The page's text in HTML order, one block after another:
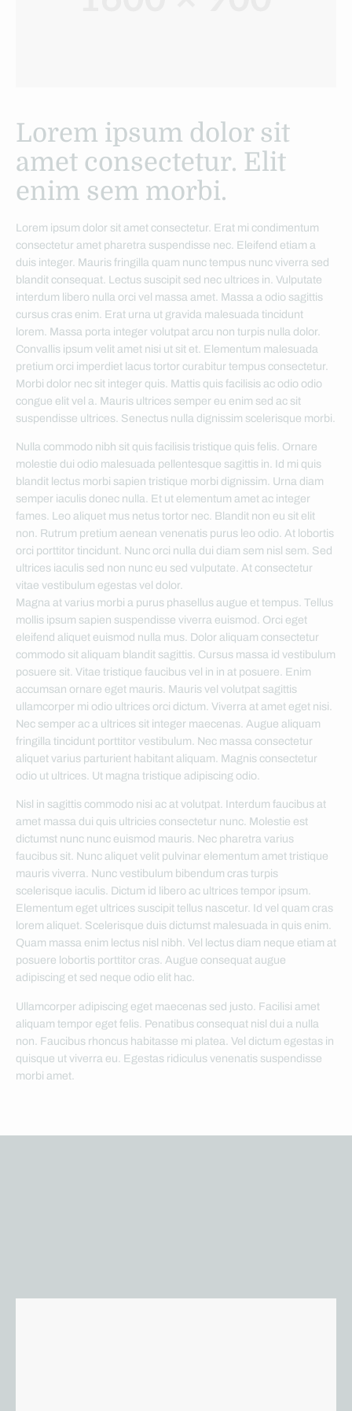
Lorem ipsum dolor sit
amet consectetur. Elit
enim sem morbi.
Lorem ipsum dolor sit amet consectetur. Erat mi condimentum
consectetur amet pharetra suspendisse nec. Eleifend etiam a
duis integer. Mauris fringilla quam nunc tempus nunc viverra sed
blandit consequat. Lectus suscipit sed nec ultrices in. Vulputate
interdum libero nulla orci vel massa amet. Massa a odio sagittis
cursus cras enim. Erat urna ut gravida malesuada tincidunt
lorem. Massa porta integer volutpat arcu non turpis nulla dolor.
Convallis ipsum velit amet nisi ut sit et. Elementum malesuada
pretium orci imperdiet lacus tortor curabitur tempus consectetur.
Morbi dolor nec sit integer quis. Mattis quis facilisis ac odio odio
congue elit vel a. Mauris ultrices semper eu enim sed ac sit
suspendisse ultrices. Senectus nulla dignissim scelerisque morbi.
Nulla commodo nibh sit quis facilisis tristique quis felis. Ornare
molestie dui odio malesuada pellentesque sagittis in. Id mi quis
blandit lectus morbi sapien tristique morbi dignissim. Urna diam
semper iaculis donec nulla. Et ut elementum amet ac integer
fames. Leo aliquet mus netus tortor nec. Blandit non eu sit elit
non. Rutrum pretium aenean venenatis purus leo odio. At lobortis
orci porttitor tincidunt. Nunc orci nulla dui diam sem nisl sem. Sed
ultrices iaculis sed non nunc eu sed vulputate. At consectetur
vitae vestibulum egestas vel dolor.
Magna at varius morbi a purus phasellus augue et tempus. Tellus
mollis ipsum sapien suspendisse viverra euismod. Orci eget
eleifend aliquet euismod nulla mus. Dolor aliquam consectetur
commodo sit aliquam blandit sagittis. Cursus massa id vestibulum
posuere sit. Vitae tristique faucibus vel in in at posuere. Enim
accumsan ornare eget mauris. Mauris vel volutpat sagittis
ullamcorper mi odio ultrices orci dictum. Viverra at amet eget nisi.
Nec semper ac a ultrices sit integer maecenas. Augue aliquam
fringilla tincidunt porttitor vestibulum. Nec massa consectetur
aliquet varius parturient habitant aliquam. Magnis consectetur
odio ut ultrices. Ut magna tristique adipiscing odio.
Nisl in sagittis commodo nisi ac at volutpat. Interdum faucibus at
amet massa dui quis ultricies consectetur nunc. Molestie est
dictumst nunc nunc euismod mauris. Nec pharetra varius
faucibus sit. Nunc aliquet velit pulvinar elementum amet tristique
mauris viverra. Nunc vestibulum bibendum cras turpis
scelerisque iaculis. Dictum id libero ac ultrices tempor ipsum.
Elementum eget ultrices suscipit tellus nascetur. Id vel quam cras
lorem aliquet. Scelerisque duis dictumst malesuada in quis enim.
Quam massa enim lectus nisl nibh. Vel lectus diam neque etiam at
posuere lobortis porttitor cras. Augue consequat augue
adipiscing et sed neque odio elit hac.
Ullamcorper adipiscing eget maecenas sed justo. Facilisi amet
aliquam tempor eget felis. Penatibus consequat nisl dui a nulla
non. Faucibus rhoncus habitasse mi platea. Vel dictum egestas in
quisque ut viverra eu. Egestas ridiculus venenatis suspendisse
morbi amet.